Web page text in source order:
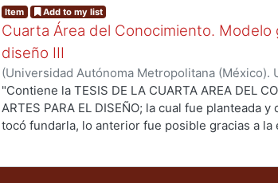
experiencia en la formación de ocho
convivido en los últimos tres trimestres de sus
obtenido de la aplicación de la tesis en la
documento como una confirmación de la
CyAD – UAM Azcapotzalco (1974-1978), y como
de los profesores de Diseño Arquitectónico
enriquecerlo con su crítica y aportaciones.
de la tesis y sus representaciones gráficas, así
desarrollo del proceso del diseño
Item Add to my list
Cuarta Área del Conocimiento.
diseño III
(Universidad Autónoma Metropolitana (México).
Ciencias y Artes para el Diseño. Departamento
Realización., 1988)Gutiérrez Martínez, Martín L.
"Contiene la TESIS DE LA CUARTA AREA DEL
ARTES PARA EL DISEÑO; la cual fue planteada
tocó fundarla, lo anterior fue posible gracias a